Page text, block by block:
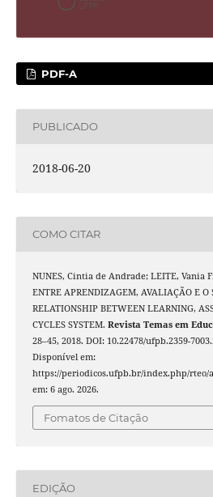
PDF-A
PUBLICADO
2018-06-20
COMO CITAR
NUNES, Cintia de Andrade; LEITE, Vania
ENTRE APRENDIZAGEM, AVALIAÇÃO E O
RELATIONSHIP BETWEEN LEARNING,
CYCLES SYSTEM. Revista Temas em
28–45, 2018. DOI: 10.22478/ufpb.2359-
Disponível em:
https://periodicos.ufpb.br/index.php/rteo/
em: 6 ago. 2026.
Fomatos de Citação
EDIÇÃO